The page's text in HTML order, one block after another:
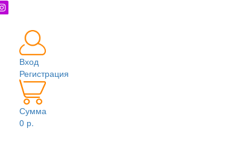
Вход
Регистрация
Сумма
0 р.